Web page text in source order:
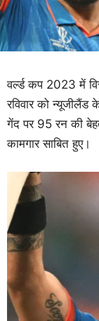
वर्ल्ड कप 2023 में
रविवार को न्यूजीलैंड
गेंद पर 95 रन की
कामगार साबित हुए।